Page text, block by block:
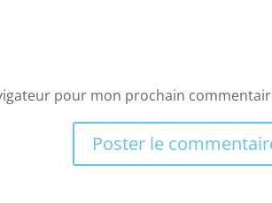
pour mon prochain